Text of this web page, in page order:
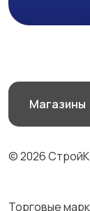
Магазины
© 2026
Торговые